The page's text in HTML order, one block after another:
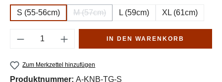
S (55-56cm) M (57cm)
(Diese Option ist zurzeit nicht verfügbar.)
L (59cm) XL (61cm)
Produkt Anzahl: Gib den gewünschten
IN DEN WARENKORB
Zum Merkzettel hinzufügen
Produktnummer: A-KNB-TG-S